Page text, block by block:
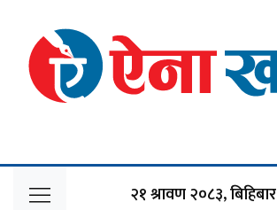
२१ श्रावण २०८३, बिहिबार